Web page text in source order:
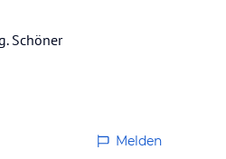
Schöner
Melden